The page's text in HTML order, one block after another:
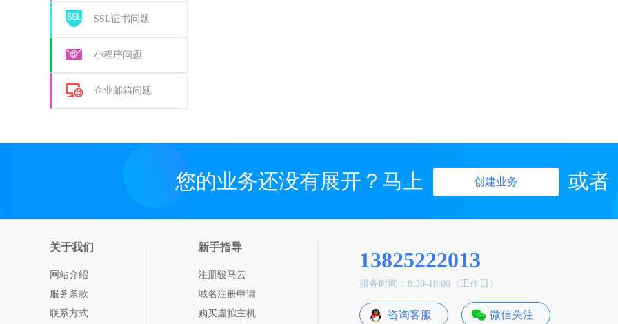
SSL证书问题
小程序问题
企业邮箱问题
您的业务还没有展开？马上 创建业务 或者
关于我们
网站介绍
服务条款
联系方式
新手指导
注册骏马云
域名注册申请
购买虚拟主机
13825222013
服务时间：8:30-18:00（工作日）
咨询客服 微信关注